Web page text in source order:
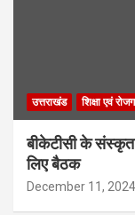
उत्तराखंड शिक्षा एवं
बीकेटीसी के संस्कृत
लिए बैठक
December 11, 2024